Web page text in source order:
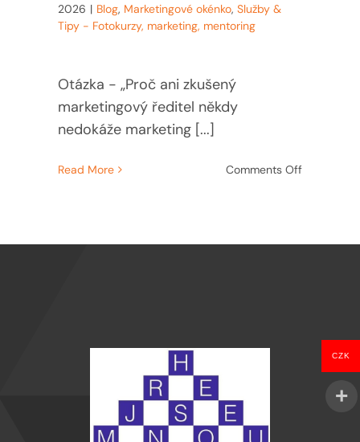
2026 | Blog, Marketingové okénko, Služby &
Tipy - Fotokurzy, marketing, mentoring
Otázka - „Proč ani zkušený
marketingový ředitel někdy
nedokáže marketing [...]
Read More Comments Offon
CZK